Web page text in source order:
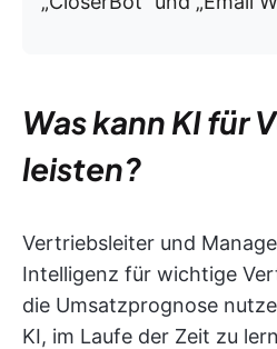
Was kann KI für
leisten?
Vertriebsleiter und
Intelligenz für wichtige
die Umsatzprognose
KI, im Laufe der Zeit zu